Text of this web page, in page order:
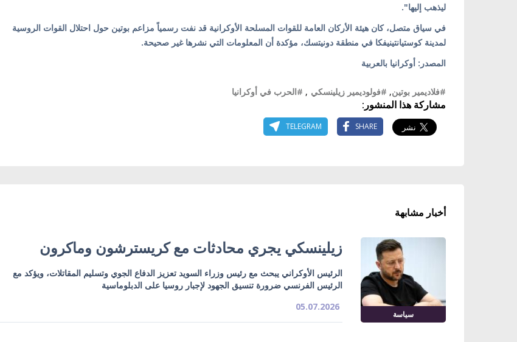
ليذهب إليها".
في سياق متصل، كان هيئة الأركان العامة للقوات المسلحة الأوكرانية قد نفت رسمياً مزاعم بوتين حول احتلال القوات الروسية
لمدينة كوستيانتينيفكا في منطقة دونيتسك، مؤكدة أن المعلومات التي نشرها غير صحيحة.
المصدر: أوكرانيا بالعربية
#فلاديمير بوتين, #فولوديمير زيلينسكي , #الحرب في أوكرانيا
مشاركة هذا المنشور:
SHARE
TELEGRAM
أخبار مشابهة
سياسة
زيلينسكي يجري محادثات مع كريسترشون وماكرون
الرئيس الأوكراني يبحث مع رئيس وزراء السويد تعزيز الدفاع الجوي وتسليم المقاتلات، ويؤكد مع
الرئيس الفرنسي ضرورة تنسيق الجهود لإجبار روسيا على الدبلوماسية
05.07.2026